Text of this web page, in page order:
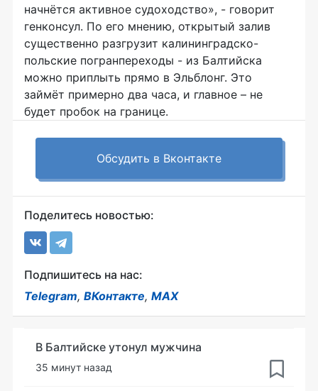
начнётся активное судоходство», - говорит
генконсул. По его мнению, открытый залив
существенно разгрузит калининградско-
польские погранпереходы - из Балтийска
можно приплыть прямо в Эльблонг. Это
займёт примерно два часа, и главное – не
будет пробок на границе.
Обсудить в Вконтакте
Поделитесь новостью:
Подпишитесь на нас:
Telegram, ВКонтакте, MAX
В Балтийске утонул мужчина
35 минут назад